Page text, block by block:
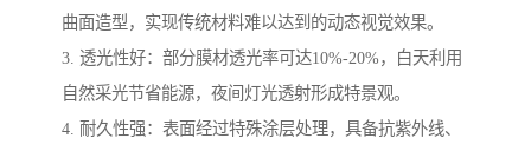
曲面造型，实现传统材料难以达到的动态视觉效果。
3. 透光性好：部分膜材透光率可达10%-20%，白天利用
自然采光节省能源，夜间灯光透射形成特景观。
4. 耐久性强：表面经过特殊涂层处理，具备抗紫外线、